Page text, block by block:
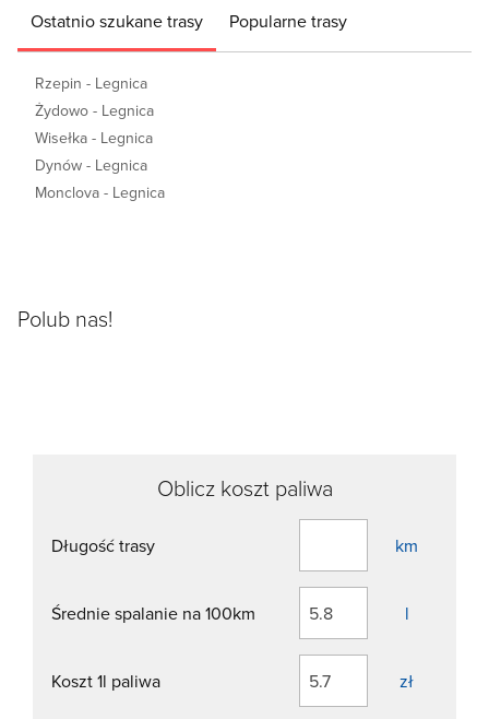
Ostatnio szukane trasy Popularne trasy
Rzepin - Legnica
Żydowo - Legnica
Wisełka - Legnica
Dynów - Legnica
Monclova - Legnica
Polub nas!
Oblicz koszt paliwa
Długość trasy km
Średnie spalanie na 100km l
Koszt 1l paliwa zł